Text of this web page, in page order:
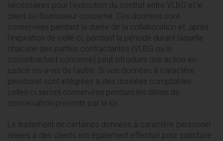
nécessaires pour l'exécution du contrat entre VLBG et le
client ou fournisseur concerné. Ces données sont
conservées pendant la durée de la collaboration et, après
l'expiration de celle-ci, pendant la période durant laquelle
chacune des parties contractantes (VLBG ou le
cocontractant concerné) peut introduire une action en
justice vis-à-vis de l'autre. Si vos données à caractère
personnel sont intégrées à des données comptables,
celles-ci seront conservées pendant les délais de
conservation prescrits par la loi.
Le traitement de certaines données à caractère personnel
reliées à des clients est également effectué pour satisfaire